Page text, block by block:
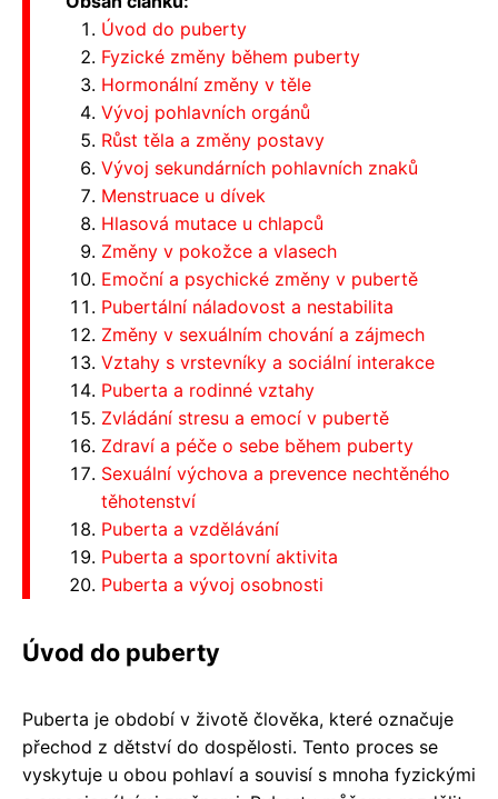
Úvod do puberty
Fyzické změny během puberty
Hormonální změny v těle
Vývoj pohlavních orgánů
Růst těla a změny postavy
Vývoj sekundárních pohlavních znaků
Menstruace u dívek
Hlasová mutace u chlapců
Změny v pokožce a vlasech
Emoční a psychické změny v pubertě
Pubertální náladovost a nestabilita
Změny v sexuálním chování a zájmech
Vztahy s vrstevníky a sociální interakce
Puberta a rodinné vztahy
Zvládání stresu a emocí v pubertě
Zdraví a péče o sebe během puberty
Sexuální výchova a prevence nechtěného
těhotenství
Puberta a vzdělávání
Puberta a sportovní aktivita
Puberta a vývoj osobnosti
Úvod do puberty
Puberta je období v životě člověka, které označuje
přechod z dětství do dospělosti. Tento proces se
vyskytuje u obou pohlaví a souvisí s mnoha fyzickými